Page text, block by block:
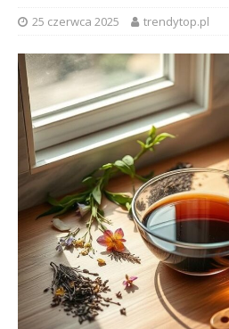
25 czerwca 2025 trendytop.pl